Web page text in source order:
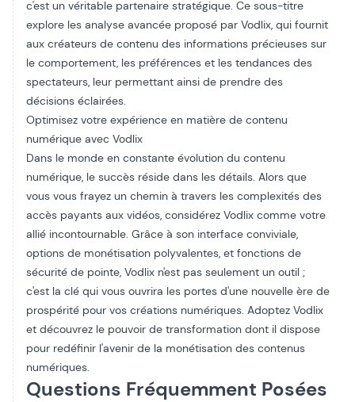
c'est un véritable partenaire stratégique. Ce sous-titre
explore les analyse avancée proposé par Vodlix, qui fournit
aux créateurs de contenu des informations précieuses sur
le comportement, les préférences et les tendances des
spectateurs, leur permettant ainsi de prendre des
décisions éclairées.
Optimisez votre expérience en matière de contenu
numérique avec Vodlix
Dans le monde en constante évolution du contenu
numérique, le succès réside dans les détails. Alors que
vous vous frayez un chemin à travers les complexités des
accès payants aux vidéos, considérez Vodlix comme votre
allié incontournable. Grâce à son interface conviviale,
options de monétisation polyvalentes, et fonctions de
sécurité de pointe, Vodlix n'est pas seulement un outil ;
c'est la clé qui vous ouvrira les portes d'une nouvelle ère de
prospérité pour vos créations numériques. Adoptez Vodlix
et découvrez le pouvoir de transformation dont il dispose
pour redéfinir l'avenir de la monétisation des contenus
numériques.
Questions Fréquemment Posées